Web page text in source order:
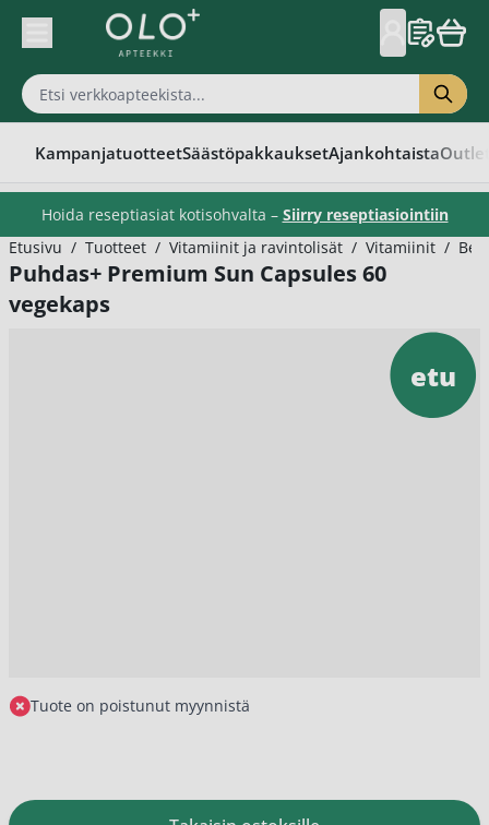
Skip to Content
KampanjatuotteetSäästöpakkauksetAjankohtaista
Hoida reseptiasiat kotisohvalta – Siirry reseptiasiointiin
Etusivu / Tuotteet / Vitamiinit ja ravintolisät / Vitamiinit /
Puhdas+ Premium Sun Capsules 60
vegekaps
etu
Tuote on poistunut myynnistä